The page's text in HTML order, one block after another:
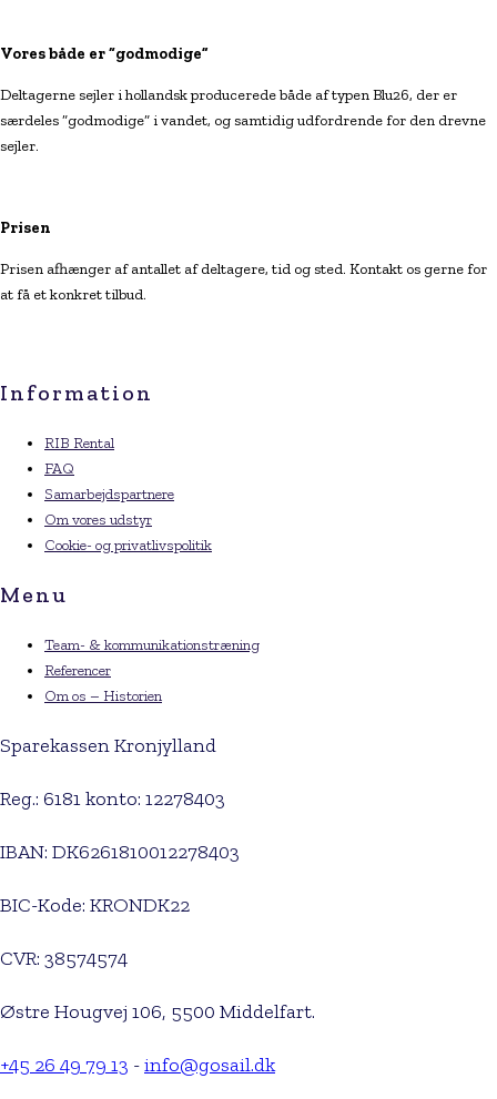
Vores både er “godmodige”
Deltagerne sejler i hollandsk producerede både af typen Blu26, der er
særdeles ”godmodige” i vandet, og samtidig udfordrende for den drevne
sejler.
Prisen
Prisen afhænger af antallet af deltagere, tid og sted. Kontakt os gerne for
at få et konkret tilbud.
Information
RIB Rental
FAQ
Samarbejdspartnere
Om vores udstyr
Cookie- og privatlivspolitik
Menu
Team- & kommunikationstræning
Referencer
Om os – Historien
Sparekassen Kronjylland
Reg.: 6181 konto: 12278403
IBAN: DK6261810012278403
BIC-Kode: KRONDK22
CVR: 38574574
Østre Hougvej 106, 5500 Middelfart.
+45 26 49 79 13 -info@gosail.dk